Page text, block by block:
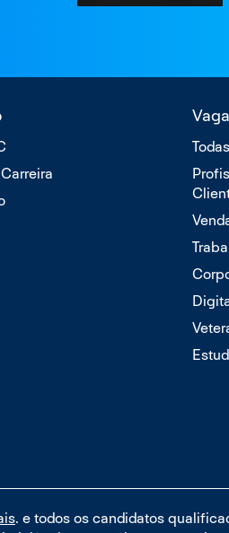
. e todos os candidatos